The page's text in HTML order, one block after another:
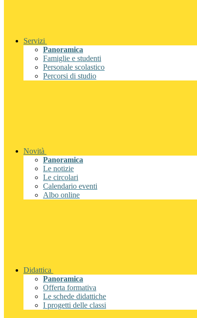
Servizi
Panoramica
Famiglie e studenti
Personale scolastico
Percorsi di studio
Novità
Panoramica
Le notizie
Le circolari
Calendario eventi
Albo online
Didattica
Panoramica
Offerta formativa
Le schede didattiche
I progetti delle classi